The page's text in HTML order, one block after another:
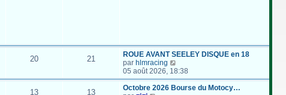
e
r
n
e
e
r
l
e
d
e
20 21
ROUE AVANT SEELEY DISQUE en 18
par hlmracing
o
n
s
05 août 2026, 18:38
13 13
Octobre 2026 Bourse du Motocy…